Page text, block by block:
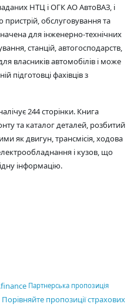
НТЦ і ОГК АО АвтоВАЗ, і
обслуговування та
для інженерно-технічних
станцій, автогосподарств,
власників автомобілів і може
підготовці фахівців з
244 сторінки. Книга
та каталог деталей, розбитий
як двигун, трансмісія, ходова
і кузов, що
інформацію.
Партнерська пропозиція
Порівняйте пропозиції страхових